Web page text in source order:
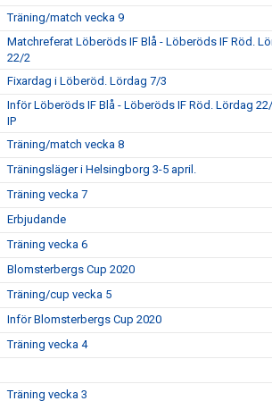
Träning/match vecka 9
Matchreferat Löberöds IF Blå - Löberöds IF Röd.
22/2
Fixardag i Löberöd. Lördag 7/3
Inför Löberöds IF Blå - Löberöds IF Röd. Lördag
IP
Träning/match vecka 8
Träningsläger i Helsingborg 3-5 april.
Träning vecka 7
Erbjudande
Träning vecka 6
Blomsterbergs Cup 2020
Träning/cup vecka 5
Inför Blomsterbergs Cup 2020
Träning vecka 4
Träning vecka 3